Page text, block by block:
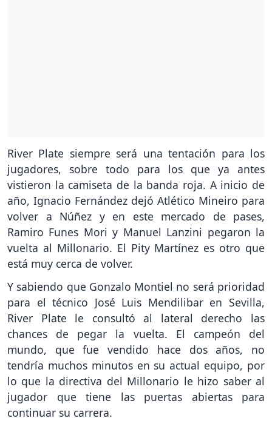
River Plate siempre será una tentación para los
jugadores, sobre todo para los que ya antes
vistieron la camiseta de la banda roja. A inicio de
año, Ignacio Fernández dejó Atlético Mineiro para
volver a Núñez y en este mercado de pases,
Ramiro Funes Mori y Manuel Lanzini pegaron la
vuelta al Millonario. El Pity Martínez es otro que
está muy cerca de volver.
Y sabiendo que Gonzalo Montiel no será prioridad
para el técnico José Luis Mendilibar en Sevilla,
River Plate le consultó al lateral derecho las
chances de pegar la vuelta. El campeón del
mundo, que fue vendido hace dos años, no
tendría muchos minutos en su actual equipo, por
lo que la directiva del Millonario le hizo saber al
jugador que tiene las puertas abiertas para
continuar su carrera.